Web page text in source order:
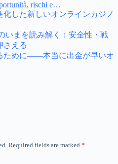
rischi e…
化した新しいオンラインカジノ
いまを読み解く：安全性・戦
さえる
ために——本当に出金が早いオ
Required fields are marked *